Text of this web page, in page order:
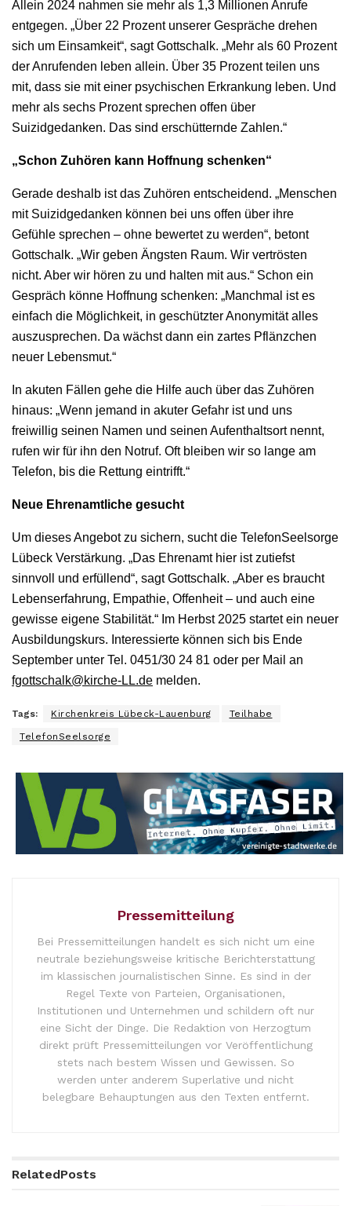
Allein 2024 nahmen sie mehr als 1,3 Millionen Anrufe
entgegen. „Über 22 Prozent unserer Gespräche drehen
sich um Einsamkeit“, sagt Gottschalk. „Mehr als 60 Prozent
der Anrufenden leben allein. Über 35 Prozent teilen uns
mit, dass sie mit einer psychischen Erkrankung leben. Und
mehr als sechs Prozent sprechen offen über
Suizidgedanken. Das sind erschütternde Zahlen.“
„Schon Zuhören kann Hoffnung schenken“
Gerade deshalb ist das Zuhören entscheidend. „Menschen
mit Suizidgedanken können bei uns offen über ihre
Gefühle sprechen – ohne bewertet zu werden“, betont
Gottschalk. „Wir geben Ängsten Raum. Wir vertrösten
nicht. Aber wir hören zu und halten mit aus.“ Schon ein
Gespräch könne Hoffnung schenken: „Manchmal ist es
einfach die Möglichkeit, in geschützter Anonymität alles
auszusprechen. Da wächst dann ein zartes Pflänzchen
neuer Lebensmut.“
In akuten Fällen gehe die Hilfe auch über das Zuhören
hinaus: „Wenn jemand in akuter Gefahr ist und uns
freiwillig seinen Namen und seinen Aufenthaltsort nennt,
rufen wir für ihn den Notruf. Oft bleiben wir so lange am
Telefon, bis die Rettung eintrifft.“
Neue Ehrenamtliche gesucht
Um dieses Angebot zu sichern, sucht die TelefonSeelsorge
Lübeck Verstärkung. „Das Ehrenamt hier ist zutiefst
sinnvoll und erfüllend“, sagt Gottschalk. „Aber es braucht
Lebenserfahrung, Empathie, Offenheit – und auch eine
gewisse eigene Stabilität.“ Im Herbst 2025 startet ein neuer
Ausbildungskurs. Interessierte können sich bis Ende
September unter Tel. 0451/30 24 81 oder per Mail an
fgottschalk@kirche-LL.de melden.
Tags: Kirchenkreis Lübeck-Lauenburg Teilhabe
TelefonSeelsorge
Pressemitteilung
Bei Pressemitteilungen handelt es sich nicht um eine
neutrale beziehungsweise kritische Berichterstattung
im klassischen journalistischen Sinne. Es sind in der
Regel Texte von Parteien, Organisationen,
Institutionen und Unternehmen und schildern oft nur
eine Sicht der Dinge. Die Redaktion von Herzogtum
direkt prüft Pressemitteilungen vor Veröffentlichung
stets nach bestem Wissen und Gewissen. So
werden unter anderem Superlative und nicht
belegbare Behauptungen aus den Texten entfernt.
RelatedPosts